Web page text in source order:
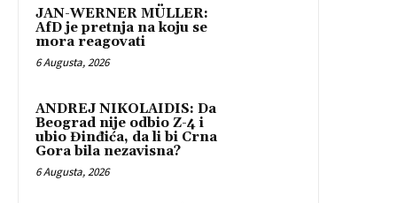
JAN-WERNER MÜLLER:
AfD je pretnja na koju se
mora reagovati
6 Augusta, 2026
ANDREJ NIKOLAIDIS: Da
Beograd nije odbio Z-4 i
ubio Đinđića, da li bi Crna
Gora bila nezavisna?
6 Augusta, 2026